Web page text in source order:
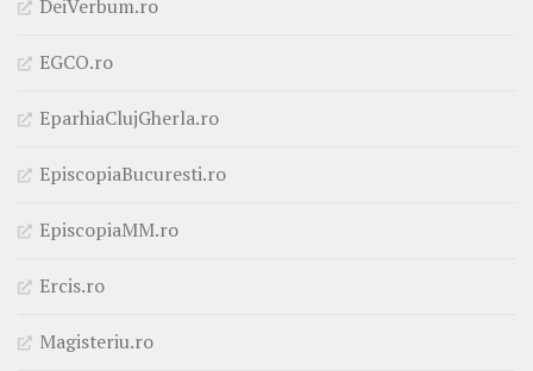
DeiVerbum.ro
EGCO.ro
EparhiaClujGherla.ro
EpiscopiaBucuresti.ro
EpiscopiaMM.ro
Ercis.ro
Magisteriu.ro